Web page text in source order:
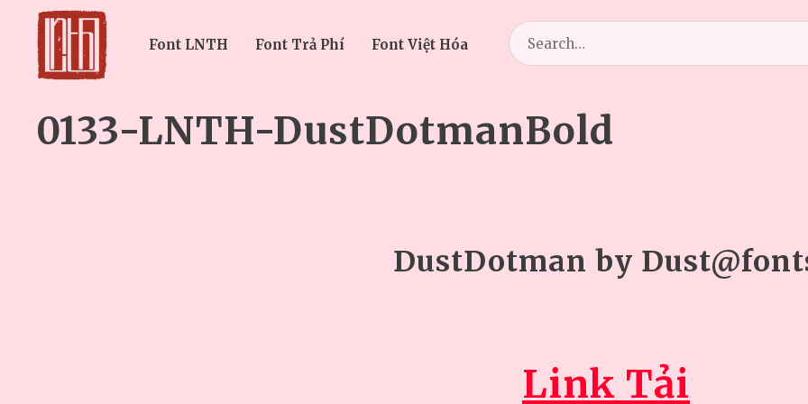
Font LNTH Font Trả Phí Font Việt Hóa
Search
for:
0133-LNTH-DustDotmanBold
DustDotman by
Link Tải